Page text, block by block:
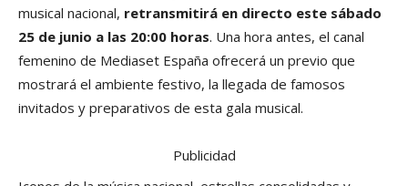
musical nacional, retransmitirá en directo este sábado
25 de junio a las 20:00 horas. Una hora antes, el canal
femenino de Mediaset España ofrecerá un previo que
mostrará el ambiente festivo, la llegada de famosos
invitados y preparativos de esta gala musical.
Publicidad